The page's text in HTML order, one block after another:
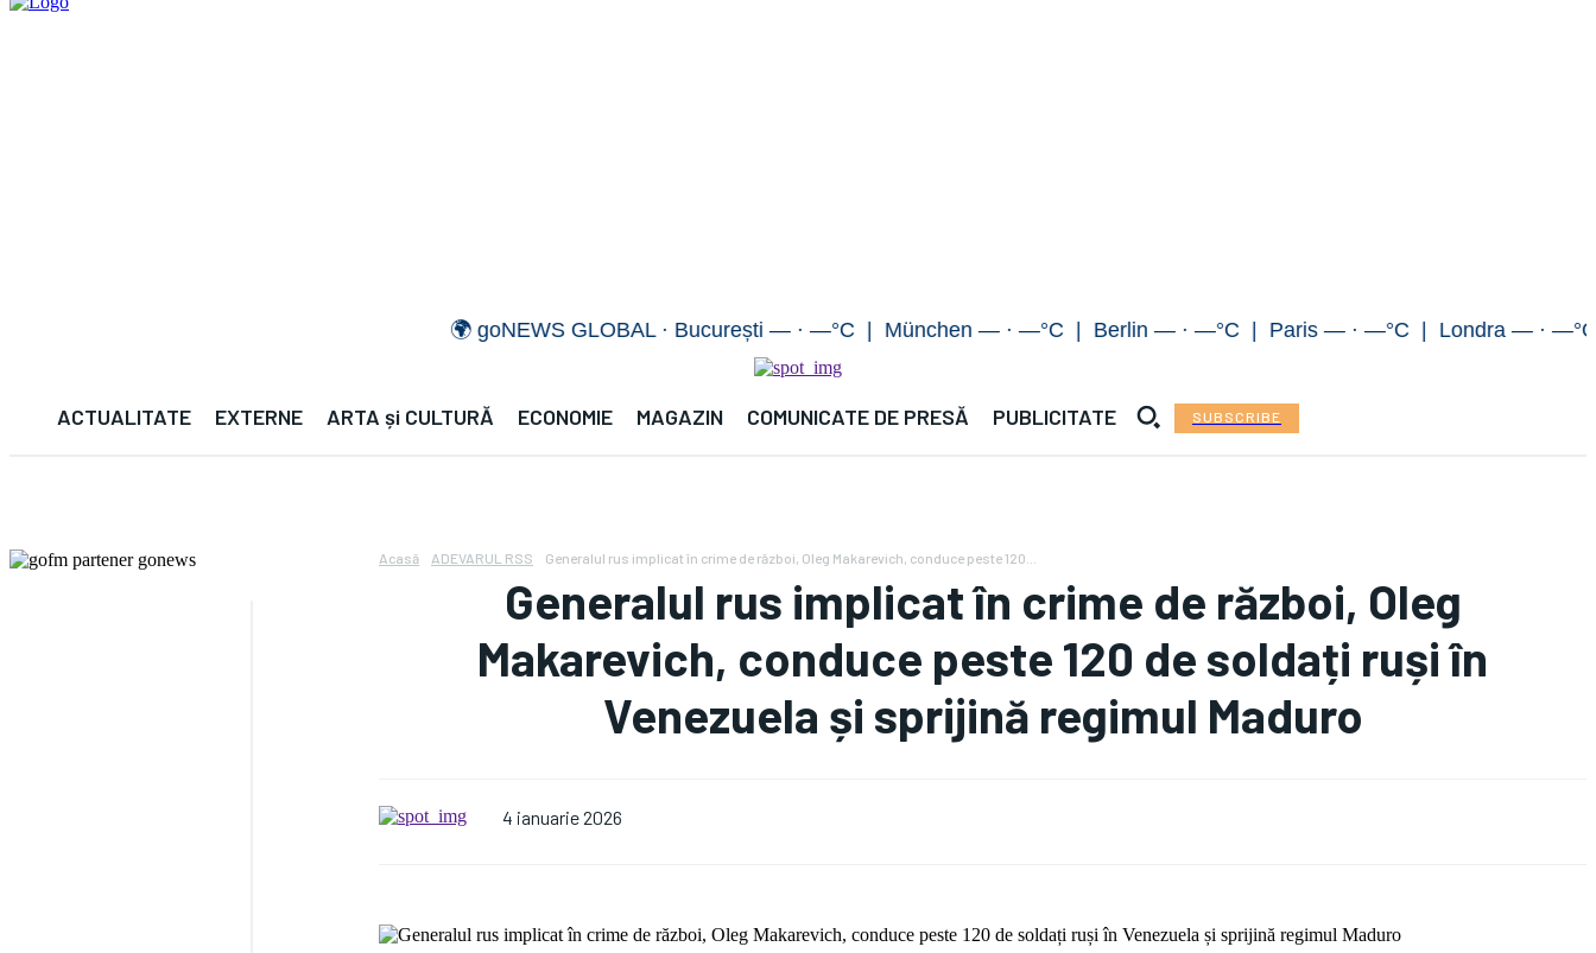
🌍 goNEWS GLOBAL · București — · —°C | München — · —°C | Berlin — · —°C | Paris — · —°C | Londra — · —°C
ACTUALITATE EXTERNE ARTA și CULTURĂ ECONOMIE MAGAZIN COMUNICATE DE PRESĂ PUBLICITATE SUBSCRIBE
Acasă ADEVARUL RSS Generalul rus implicat în crime de război, Oleg Makarevich, conduce peste 120...
Generalul rus implicat în crime de război, Oleg
Makarevich, conduce peste 120 de soldați ruși în
Venezuela și sprijină regimul Maduro
4 ianuarie 2026